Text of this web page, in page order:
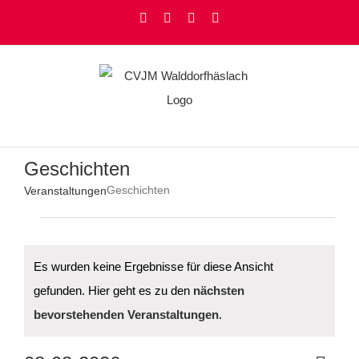
FacebookInstagramYouTube
Geschichten
VeranstaltungenGeschichten
Hinweis
Es wurden keine Ergebnisse für diese Ansicht
gefunden. Hier geht es zu den nächsten
bevorstehenden Veranstaltungen.